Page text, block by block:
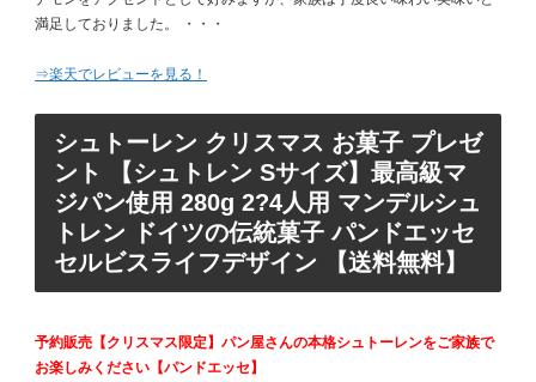
満足しておりました。 ・・・
⇒楽天でレビューを見る！
シュトーレン クリスマス お菓子 プレゼ
ント 【シュトレン Sサイズ】最高級マ
ジパン使用 280g 2?4人用 マンデルシュ
トレン ドイツの伝統菓子 パンドエッセ
セルビスライフデザイン 【送料無料】
予約販売【クリスマス限定】パン屋さんの本格シュトーレンをご家族で
お楽しみください【パンドエッセ】